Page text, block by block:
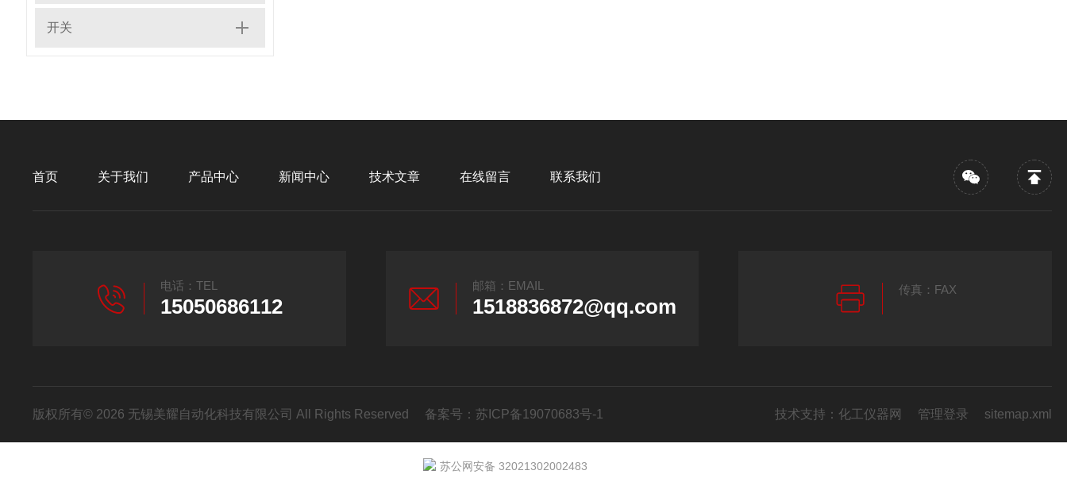
开关
首页 关于我们 产品中心 新闻中心 技术文章 在线留言 联系我们
电话：TEL
15050686112
邮箱：EMAIL
1518836872@qq.com
传真：FAX
版权所有© 2026 无锡美耀自动化科技有限公司 All Rights Reserved 备案号： 苏ICP备19070683号-1 技术支持： 化工仪器网 管理登录 sitemap.xml
苏公网安备 32021302002483